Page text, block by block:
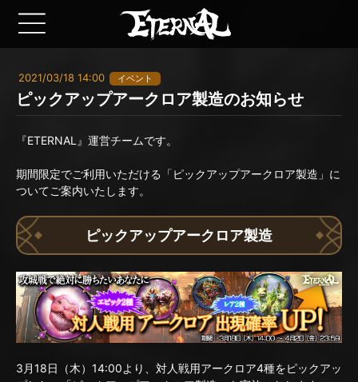
2021/03/18 14:00 イベント
ピックアップアークロア製造のお知らせ
『ETERNAL』運営チームです。
期間限定でご利用いただける「ピックアップアークロア製造」に
ついてご案内いたします。
ピックアップアークロア製造
3月18日（木）14:00より、対人戦用アークロア4種をピックアッ